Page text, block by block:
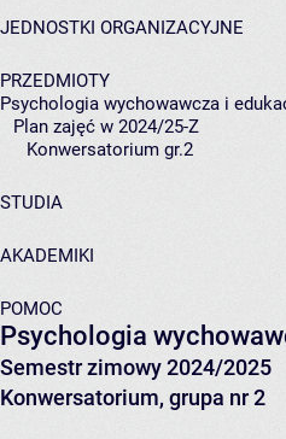
JEDNOSTKI ORGANIZACYJNE
PRZEDMIOTY
Psychologia wychowawcza i
Plan zajęć w 2024/25-Z
Konwersatorium gr.2
STUDIA
AKADEMIKI
POMOC
Psychologia
Semestr zimowy 2024/2025
Konwersatorium, grupa nr 2